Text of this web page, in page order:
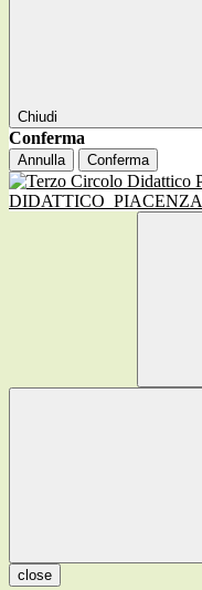
Chiudi
Conferma
Annulla Conferma
DIDATTICO PIACENZA
close